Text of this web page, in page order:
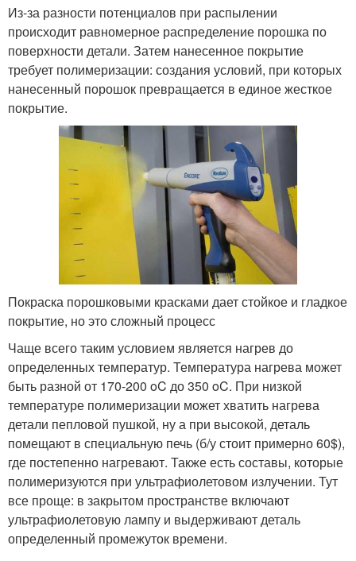
Из-за разности потенциалов при распылении
происходит равномерное распределение порошка по
поверхности детали. Затем нанесенное покрытие
требует полимеризации: создания условий, при которых
нанесенный порошок превращается в единое жесткое
покрытие.
Покраска порошковыми красками дает стойкое и гладкое
покрытие, но это сложный процесс
Чаще всего таким условием является нагрев до
определенных температур. Температура нагрева может
быть разной от 170-200 oC до 350 oC. При низкой
температуре полимеризации может хватить нагрева
детали пепловой пушкой, ну а при высокой, деталь
помещают в специальную печь (б/у стоит примерно 60$),
где постепенно нагревают. Также есть составы, которые
полимеризуются при ультрафиолетовом излучении. Тут
все проще: в закрытом пространстве включают
ультрафиолетовую лампу и выдерживают деталь
определенный промежуток времени.